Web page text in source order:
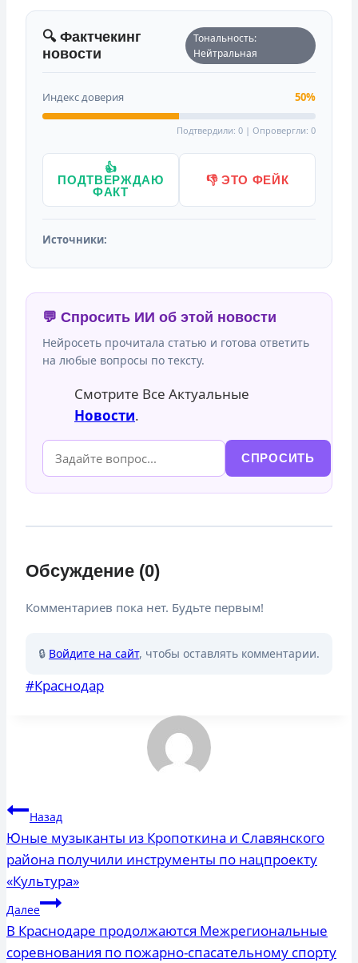
🔍 Фактчекинг
новости
Тональность:
Нейтральная
Индекс доверия 50%
Подтвердили: 0 | Опровергли: 0
👍
ПОДТВЕРЖДАЮ
ФАКТ
👎 ЭТО ФЕЙК
Источники:
💬 Спросить ИИ об этой новости
Нейросеть прочитала статью и готова ответить
на любые вопросы по тексту.
Смотрите Все Актуальные
Новости.
СПРОСИТЬ
Обсуждение (0)
Комментариев пока нет. Будьте первым!
🔒 Войдите на сайт, чтобы оставлять комментарии.
Метки
#Краснодар
Навигация
по
записям
Назад
Юные музыканты из Кропоткина и Славянского
района получили инструменты по нацпроекту
«Культура»
Далее
В Краснодаре продолжаются Межрегиональные
соревнования по пожарно-спасательному спорту